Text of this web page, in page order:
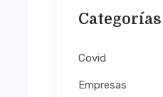
Categorías
Covid
Empresas